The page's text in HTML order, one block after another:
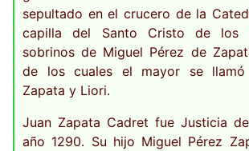
sepultado en el crucero de la
capilla del Santo Cristo de los
sobrinos de Miguel Pérez de
de los cuales el mayor se llamó
Zapata y Liori.
Juan Zapata Cadret fue Justicia
año 1290. Su hijo Miguel Pérez